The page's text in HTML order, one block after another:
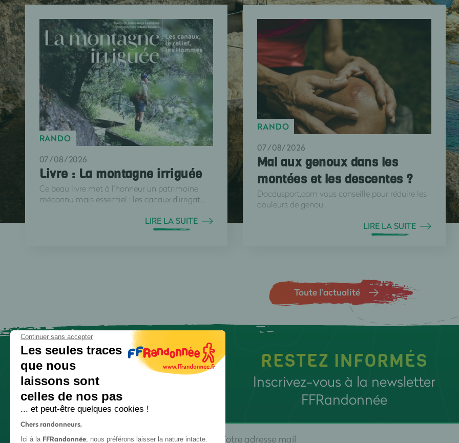
RANDO
07/08/2026
Livre : La montagne irriguée
Ce beau livre met à l’honneur un patrimoine
méconnu mais essentiel : les canaux d’irrigat...
LIRE LA SUITE
RANDO
07/08/2026
Mal aux genoux dans les
montées et les descentes ?
Docdusport.com vous conseille pour réduire les
douleurs de genou .
LIRE LA SUITE
Toute l’actualité
RESTEZ INFORMÉS
Inscrivez-vous à la newsletter
FFRandonnée
Continuer sans accepter
Les seules traces
que nous
laissons sont
celles de nos pas
... et peut-être quelques cookies !
Chers randonneurs,
Ici à la FFRandonnée, nous préférons laisser la nature intacte.